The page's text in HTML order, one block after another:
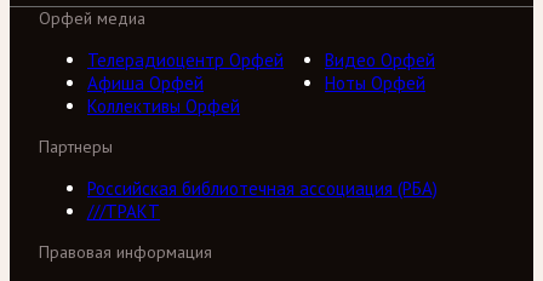
Орфей медиа
Телерадиоцентр Орфей
Видео Орфей
Афиша Орфей
Ноты Орфей
Коллективы Орфей
Партнеры
Российская библиотечная ассоциация (РБА)
///ТРАКТ
Правовая информация